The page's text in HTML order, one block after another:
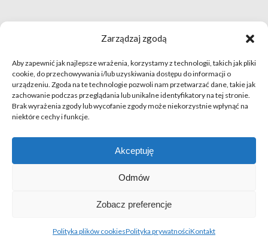
Zarządzaj zgodą
Aby zapewnić jak najlepsze wrażenia, korzystamy z technologii, takich jak pliki
cookie, do przechowywania i/lub uzyskiwania dostępu do informacji o
urządzeniu. Zgoda na te technologie pozwoli nam przetwarzać dane, takie jak
zachowanie podczas przeglądania lub unikalne identyfikatory na tej stronie.
Brak wyrażenia zgody lub wycofanie zgody może niekorzystnie wpłynąć na
niektóre cechy i funkcje.
Akceptuję
Odmów
Zobacz preferencje
Polityka plików cookiesPolityka prywatnościKontakt
zastrzeżone | realizacjaHillnet
O